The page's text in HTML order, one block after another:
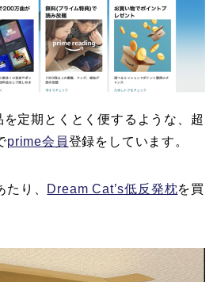
定期とくとく便するような、超
prime会員登録をしています。
り、 Dream Cat’s低反発枕を買